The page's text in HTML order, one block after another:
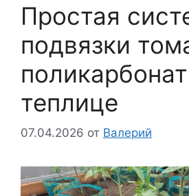
Простая
подвязки
теплице
07.04.2026 от Валерий